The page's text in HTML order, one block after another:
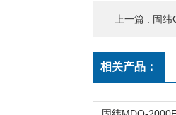
上一篇 : 固纬
相关产品：